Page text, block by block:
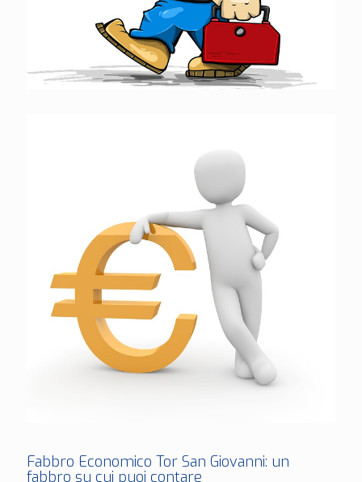
Fabbro Economico Tor San Giovanni: un
fabbro su cui puoi contare